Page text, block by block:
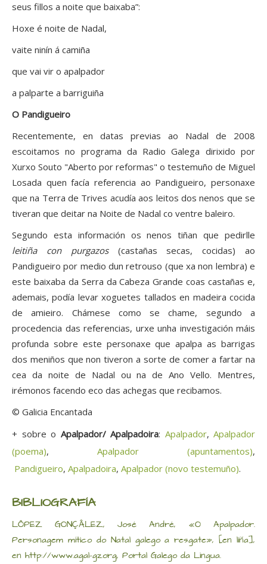
seus fillos a noite que baixaba”:
Hoxe é noite de Nadal,
vaite ninín á camiña
que vai vir o apalpador
a palparte a barriguiña
O Pandigueiro
Recentemente, en datas previas ao Nadal de 2008
escoitamos no programa da Radio Galega dirixido por
Xurxo Souto "Aberto por reformas" o testemuño de Miguel
Losada quen facía referencia ao Pandigueiro, personaxe
que na Terra de Trives acudía aos leitos dos nenos que se
tiveran que deitar na Noite de Nadal co ventre baleiro.
Segundo esta información os nenos tiñan que pedirlle
leitiña con purgazos(castañas secas, cocidas) ao
Pandigueiro por medio dun retrouso (que xa non lembra) e
este baixaba da Serra da Cabeza Grande coas castañas e,
ademais, podía levar xoguetes tallados en madeira cocida
de amieiro. Chámese como se chame, segundo a
procedencia das referencias, urxe unha investigación máis
profunda sobre este personaxe que apalpa as barrigas
dos meniños que non tiveron a sorte de comer a fartar na
cea da noite de Nadal ou na de Ano Vello. Mentres,
irémonos facendo eco das achegas que recibamos.
© Galicia Encantada
+ sobre o Apalpador/ Apalpadoira: Apalpador, Apalpador
(poema), Apalpador (apuntamentos),
Pandigueiro, Apalpadoira, Apalpador (novo testemuño).
BIBLIOGRAFÍA
LÔPEZ GONÇÂLEZ, José André, «O Apalpador.
Personagem mítico do Natal galego a resgate», [en liña],
en http://www.agal-gz.org, Portal Galego da Lingua.